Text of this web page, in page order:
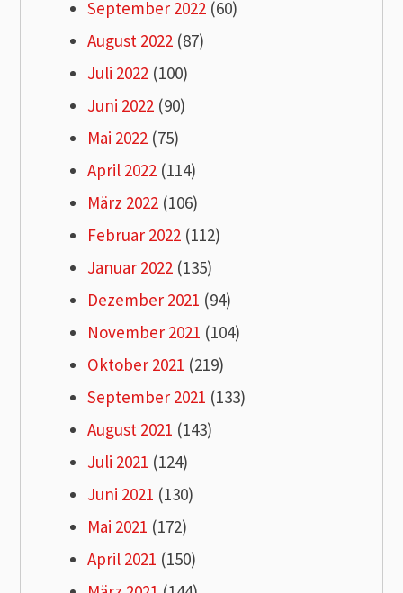
September 2022 (60)
August 2022 (87)
Juli 2022 (100)
Juni 2022 (90)
Mai 2022 (75)
April 2022 (114)
März 2022 (106)
Februar 2022 (112)
Januar 2022 (135)
Dezember 2021 (94)
November 2021 (104)
Oktober 2021 (219)
September 2021 (133)
August 2021 (143)
Juli 2021 (124)
Juni 2021 (130)
Mai 2021 (172)
April 2021 (150)